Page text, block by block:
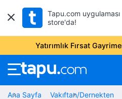
Tapu.com
store'da!
Yatırımlık Fırsat
Ana Sayfa
Vakıftan/Dernekten